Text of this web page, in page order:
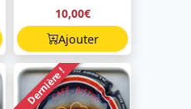
10,00€
Ajouter
Dernière !